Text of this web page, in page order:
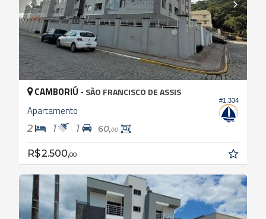
#1.334
CAMBORIÚ - SÃO FRANCISCO DE ASSIS
Apartamento
2 1 1 60,00
R$ 2.500,00